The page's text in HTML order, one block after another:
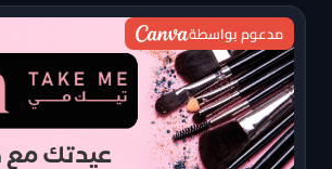
مدعوم بواسطة